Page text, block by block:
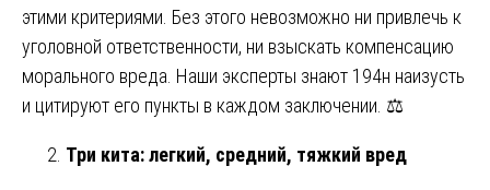
этими критериями. Без этого невозможно ни привлечь к
уголовной ответственности, ни взыскать компенсацию
морального вреда. Наши эксперты знают 194н наизусть
и цитируют его пункты в каждом заключении. ⚖️
Три кита: легкий, средний, тяжкий вред